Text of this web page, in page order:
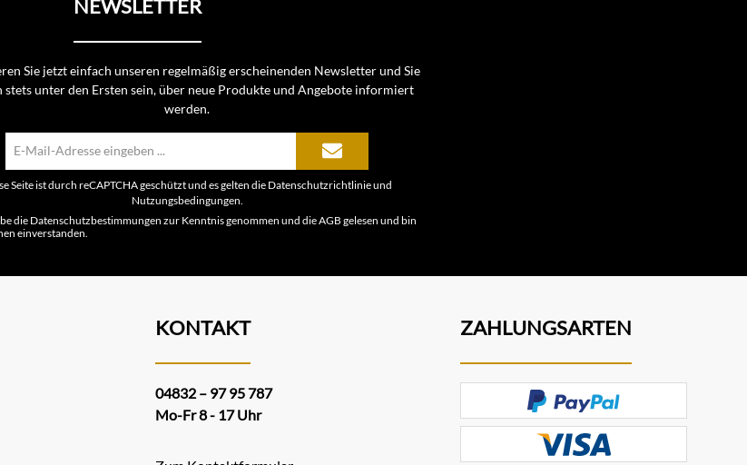
NEWSLETTER
Sie jetzt einfach unseren regelmäßig erscheinenden Newsletter und Sie
stets unter den Ersten sein, über neue Produkte und Angebote informiert
werden.
Mail-
Adresse*
Seite ist durch reCAPTCHA geschützt und es gelten die Datenschutzrichtlinieund
Nutzungsbedingungen
die Datenschutzbestimmungen zur Kenntnis genommen und dieAGB gelesen und bin
einverstanden.
KONTAKT
04832 – 97 95 787
Mo-Fr 8 - 17 Uhr
ZAHLUNGSARTEN